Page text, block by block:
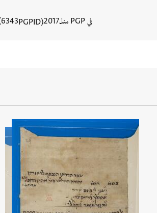
في PGP منذ 2017
PGPID
6343